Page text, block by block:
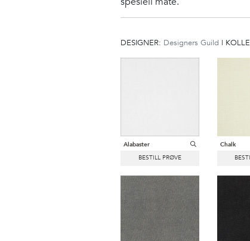
DESIGNER: Designers Guild |
Alabaster Chalk